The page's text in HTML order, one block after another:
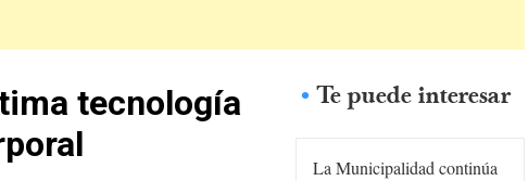
tecnología
Te puede interesar
La Municipalidad continúa